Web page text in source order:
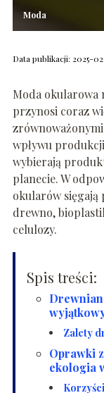
Moda
Data publikacji: 2025-
Moda okularowa
przynosi coraz
wpływu
wybierają
planecie. W
okularów sięgają
drewno,
celulozy.
Spis treści:
Zalety
Oprawki
ekologia